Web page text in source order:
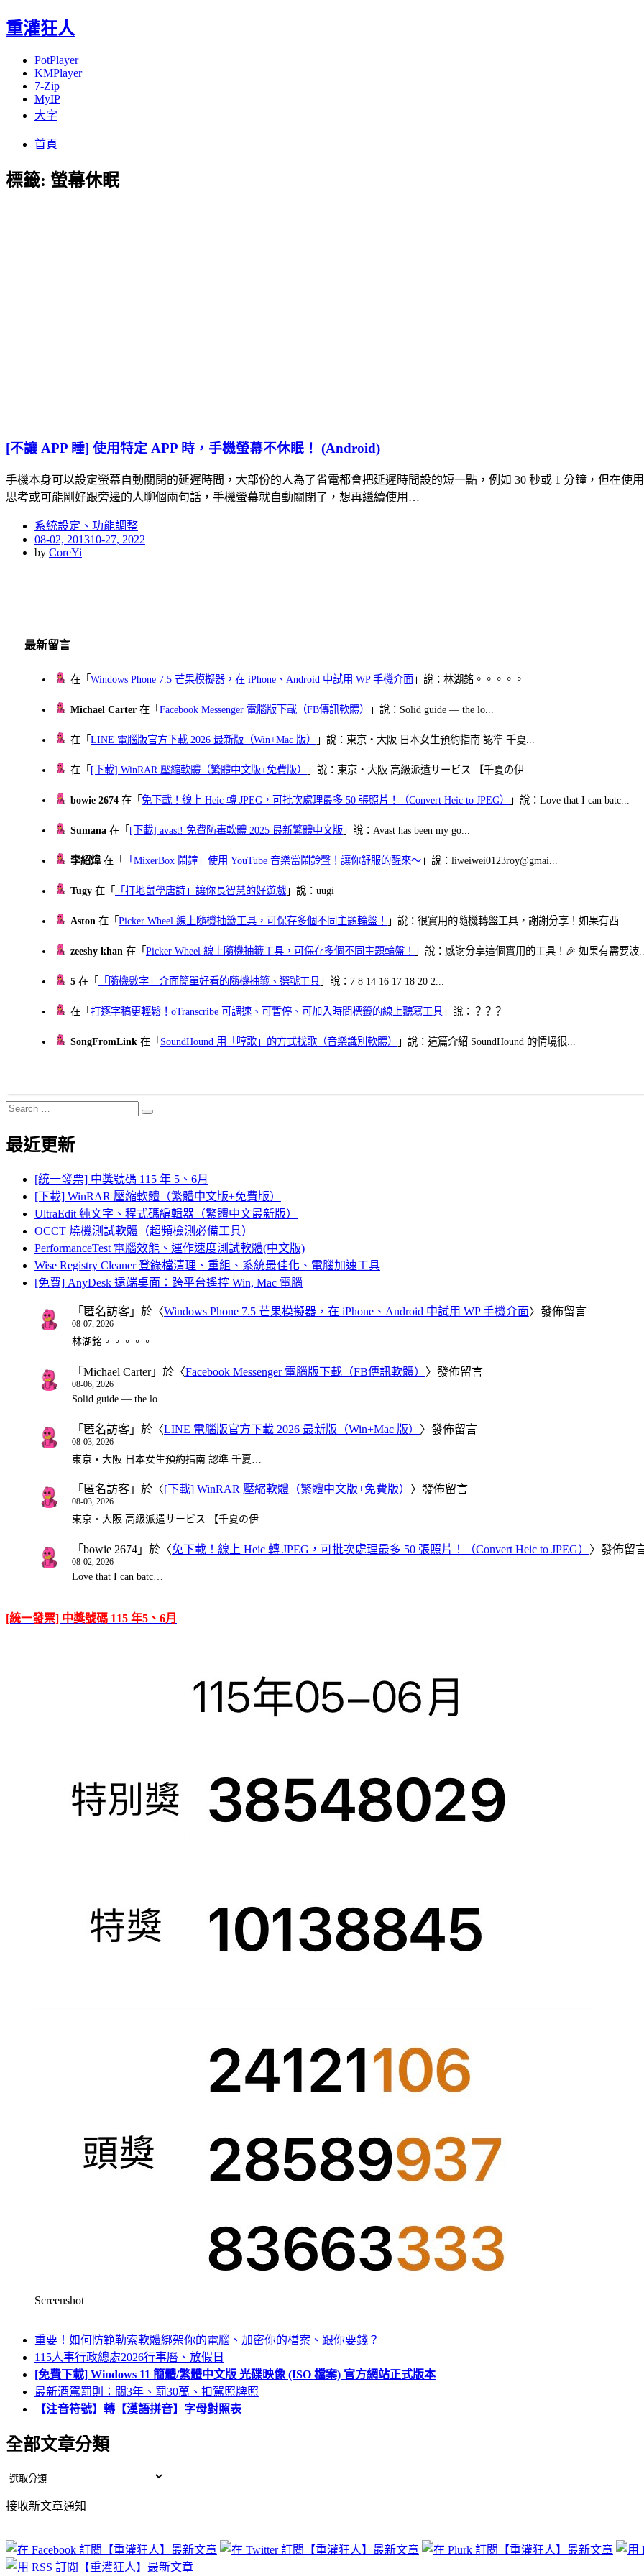
重灌狂人
PotPlayer
KMPlayer
7-Zip
MyIP
大字
首頁
標籤: 螢幕休眠
[不讓 APP 睡] 使用特定 APP 時，手機螢幕不休眠！ (Android)
手機本身可以設定螢幕自動關閉的延遲時間，大部份的人為了省電都會把延遲時間設的短一點，例如 30 秒或 1 分鐘，但在使
思考或可能剛好跟旁邊的人聊個兩句話，手機螢幕就自動關閉了，想再繼續使用…
系統設定、功能調整
Posted
on
08-02, 201310-27, 2022
by CoreYi
最新留言
在「Windows Phone 7.5 芒果模擬器，在 iPhone、Android 中試用 WP 手機介面 」說：林湖銘。。。。。
Michael Carter 在「Facebook Messenger 電腦版下載（FB傳訊軟體） 」說：Solid guide — the lo...
在「LINE 電腦版官方下載 2026 最新版（Win+Mac 版） 」說：東京・大阪 日本女生預約指南 認準 千夏...
在「 [下載] WinRAR 壓縮軟體（繁體中文版+免費版） 」說：東京・大阪 高級派遣サービス 【千夏の伊...
bowie 2674 在「免下載！線上 Heic 轉 JPEG，可批次處理最多 50 張照片！（Convert Heic to JPEG） 」說：Love that I can batc...
Sumana 在「 [下載] avast! 免費防毒軟體 2025 最新繁體中文版 」說：Avast has been my go...
李紹煒在「 「MixerBox 鬧鐘」使用 YouTube 音樂當鬧鈴聲！讓你舒服的醒來～ 」說：liweiwei0123roy@gmai...
Tugy 在「 「打地鼠學唐詩」讓你長智慧的好遊戲 」說：uugi
Aston 在「Picker Wheel 線上隨機抽籤工具，可保存多個不同主題輪盤！ 」說：很實用的隨機轉盤工具，謝謝分享！如果有西...
zeeshy khan 在「Picker Wheel 線上隨機抽籤工具，可保存多個不同主題輪盤！ 」說：感謝分享這個實用的工具！🎉 如果有需要波
5 在「 「隨機數字」介面簡單好看的隨機抽籤、選號工具 」說：7 8 14 16 17 18 20 2...
在「打逐字稿更輕鬆！oTranscribe 可調速、可暫停、可加入時間標籤的線上聽寫工具 」說：？？？
SongFromLink 在「 SoundHound 用「哼歌」的方式找歌（音樂識別軟體） 」說：這篇介紹 SoundHound 的情境很...
Search
for:
Search
最近更新
[統一發票] 中獎號碼 115 年 5、6月
[下載] WinRAR 壓縮軟體（繁體中文版+免費版）
UltraEdit 純文字、程式碼編輯器（繁體中文最新版）
OCCT 燒機測試軟體（超頻檢測必備工具）
PerformanceTest 電腦效能、運作速度測試軟體(中文版)
Wise Registry Cleaner 登錄檔清理、重組、系統最佳化、電腦加速工具
[免費] AnyDesk 遠端桌面：跨平台遙控 Win, Mac 電腦
「 匿名訪客 」於〈Windows Phone 7.5 芒果模擬器，在 iPhone、Android 中試用 WP 手機介面〉發佈留言
08-07, 2026
林湖銘。。。。。
「 Michael Carter」於〈Facebook Messenger 電腦版下載（FB傳訊軟體） 〉發佈留言
08-06, 2026
Solid guide — the lo…
「 匿名訪客 」於〈LINE 電腦版官方下載 2026 最新版（Win+Mac 版） 〉發佈留言
08-03, 2026
東京・大阪 日本女生預約指南 認準 千夏…
「 匿名訪客 」於〈[下載] WinRAR 壓縮軟體（繁體中文版+免費版） 〉發佈留言
08-03, 2026
東京・大阪 高級派遣サービス 【千夏の伊…
「 bowie 2674 」於〈免下載！線上 Heic 轉 JPEG，可批次處理最多 50 張照片！（Convert Heic to JPEG） 〉發佈留
08-02, 2026
Love that I can batc…
[統一發票] 中獎號碼 115 年5、6月
Screenshot
重要！如何防範勒索軟體綁架你的電腦、加密你的檔案、跟你要錢？
115人事行政總處2026行事曆、放假日
[免費下載] Windows 11 簡體/繁體中文版 光碟映像 (ISO 檔案) 官方網站正式版本
最新酒駕罰則：關3年、罰30萬、扣駕照牌照
【注音符號】轉【漢語拼音】字母對照表
全部文章分類
全
文
分
類
接收新文章通知